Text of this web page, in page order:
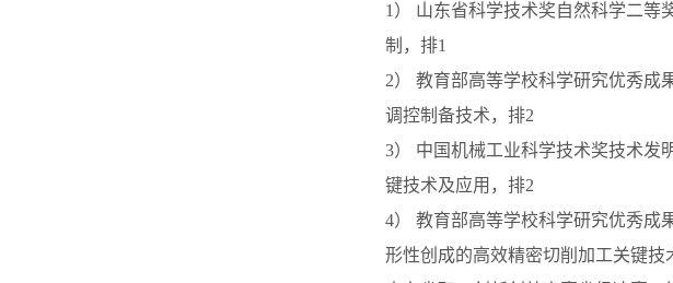
1） 山东省科学技术奖自然科学二等
制，排1
2） 教育部高等学校科学研究优秀成
调控制备技术，排2
3） 中国机械工业科学技术奖技术发
键技术及应用，排2
4） 教育部高等学校科学研究优秀成
形性创成的高效精密切削加工关键技